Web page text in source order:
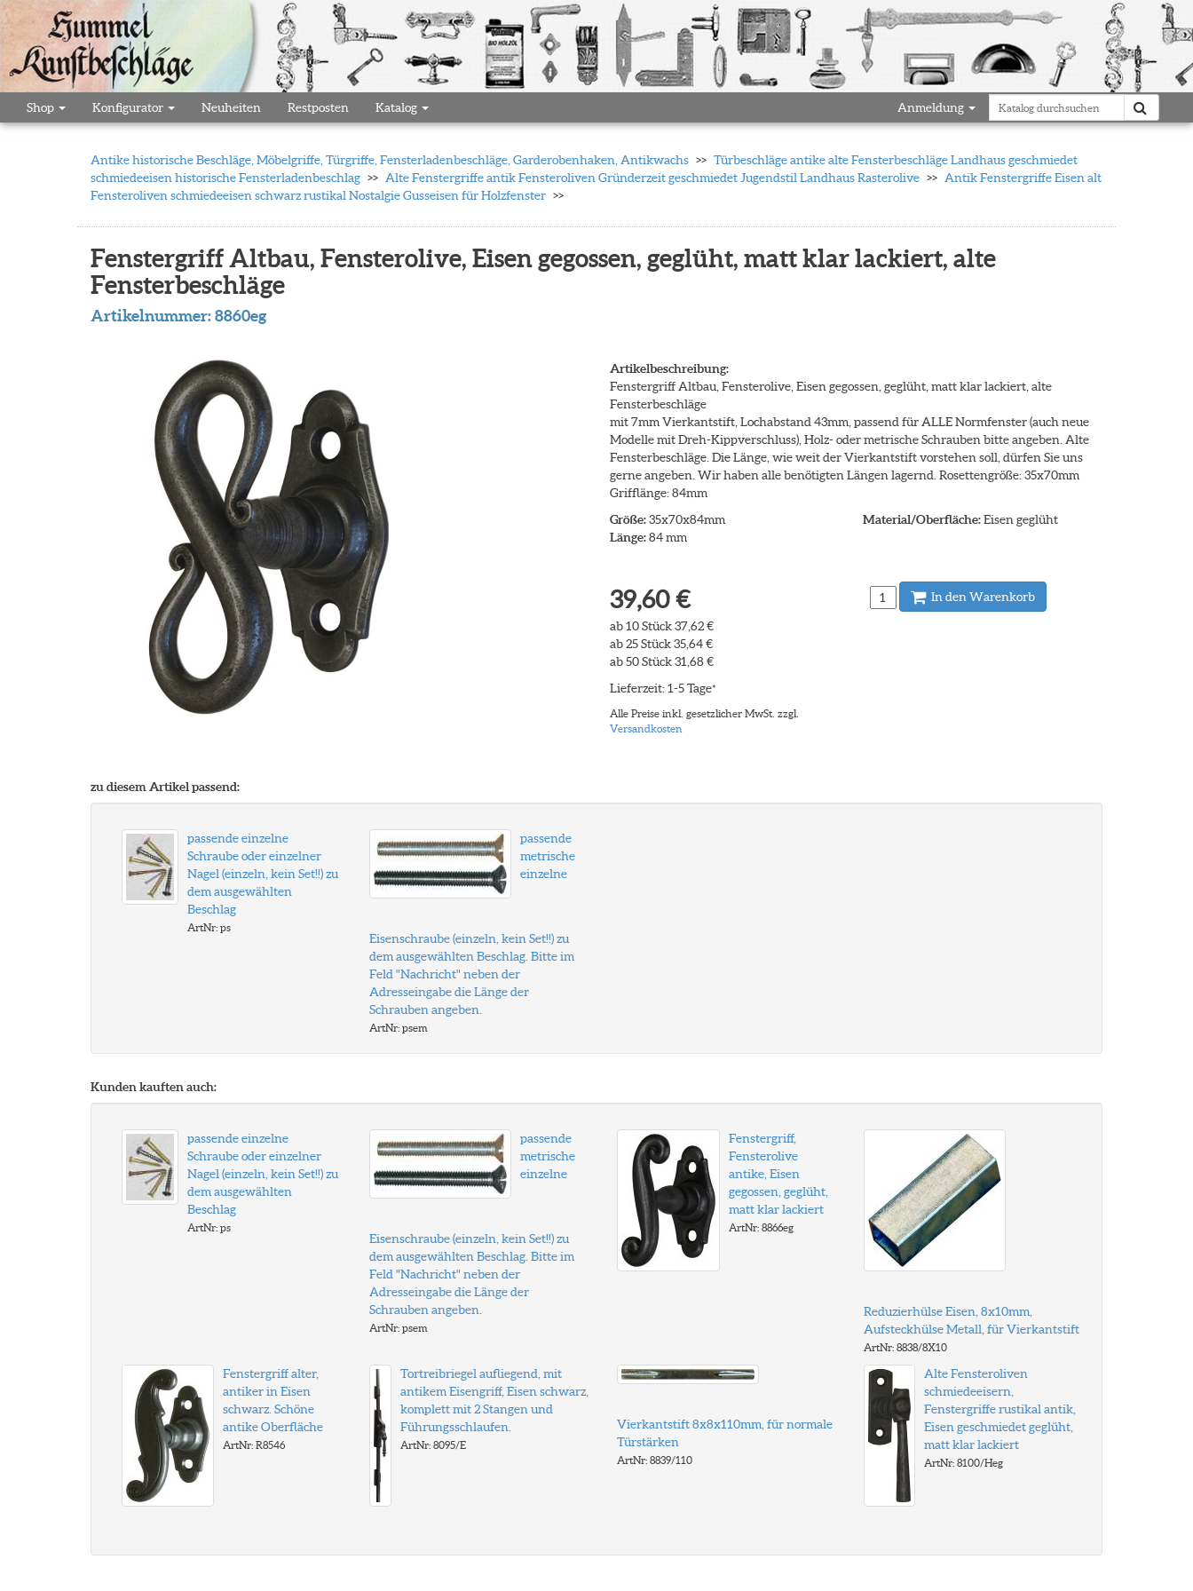
Shop Konfigurator Neuheiten Restposten Katalog Anmeldung
Antike historische Beschläge, Möbelgriffe, Türgriffe, Fensterladenbeschläge, Garderobenhaken, Antikwachs
Türbeschläge antike alte Fensterbeschläge Landhaus geschmiedet
schmiedeeisen historische Fensterladenbeschlag
Alte Fenstergriffe antik Fensteroliven Gründerzeit geschmiedet Jugendstil Landhaus Rasterolive
Antik Fenstergriffe Eisen alt
Fensteroliven schmiedeeisen schwarz rustikal Nostalgie Gusseisen für Holzfenster
Fenstergriff Altbau, Fensterolive, Eisen gegossen, geglüht, matt klar lackiert, alte
Fensterbeschläge
Artikelnummer:8860eg
Artikelbeschreibung:
Fenstergriff Altbau, Fensterolive, Eisen gegossen, geglüht, matt klar lackiert, alte
Fensterbeschläge
mit 7mm Vierkantstift, Lochabstand 43mm, passend für ALLE Normfenster (auch neue
Modelle mit Dreh-Kippverschluss), Holz- oder metrische Schrauben bitte angeben. Alte
Fensterbeschläge. Die Länge, wie weit der Vierkantstift vorstehen soll, dürfen Sie uns
gerne angeben. Wir haben alle benötigten Längen lagernd. Rosettengröße: 35x70mm
Grifflänge: 84mm
Größe:35x70x84mm
Länge:84 mm
Material/Oberfläche:Eisen geglüht
39,60 €
ab 10 Stück 37,62 €
ab 25 Stück 35,64 €
ab 50 Stück 31,68 €
Lieferzeit: 1-5 Tage*
Alle Preise inkl. gesetzlicher MwSt. zzgl.
Versandkosten
In den Warenkorb
zu diesem Artikel passend:
passende einzelne
Schraube oder einzelner
Nagel (einzeln, kein Set!!) zu
dem ausgewählten
Beschlag
ArtNr: ps
passende
metrische
einzelne
Eisenschraube (einzeln, kein Set!!) zu
dem ausgewählten Beschlag. Bitte im
Feld "Nachricht" neben der
Adresseingabe die Länge der
Schrauben angeben.
ArtNr: psem
Kunden kauften auch:
passende einzelne
Schraube oder einzelner
Nagel (einzeln, kein Set!!) zu
dem ausgewählten
Beschlag
ArtNr: ps
passende
metrische
einzelne
Eisenschraube (einzeln, kein Set!!) zu
dem ausgewählten Beschlag. Bitte im
Feld "Nachricht" neben der
Adresseingabe die Länge der
Schrauben angeben.
ArtNr: psem
Fenstergriff,
Fensterolive
antike, Eisen
gegossen, geglüht,
matt klar lackiert
ArtNr: 8866eg
Reduzierhülse Eisen, 8x10mm,
Aufsteckhülse Metall, für Vierkantstift
ArtNr: 8838/8X10
Fenstergriff alter,
antiker in Eisen
schwarz. Schöne
antike Oberfläche
ArtNr: R8546
Tortreibriegel aufliegend, mit
antikem Eisengriff, Eisen schwarz,
komplett mit 2 Stangen und
Führungsschlaufen.
ArtNr: 8095/E
Vierkantstift 8x8x110mm, für normale
Türstärken
ArtNr: 8839/110
Alte Fensteroliven
schmiedeeisern,
Fenstergriffe rustikal antik,
Eisen geschmiedet geglüht,
matt klar lackiert
ArtNr: 8100/Heg